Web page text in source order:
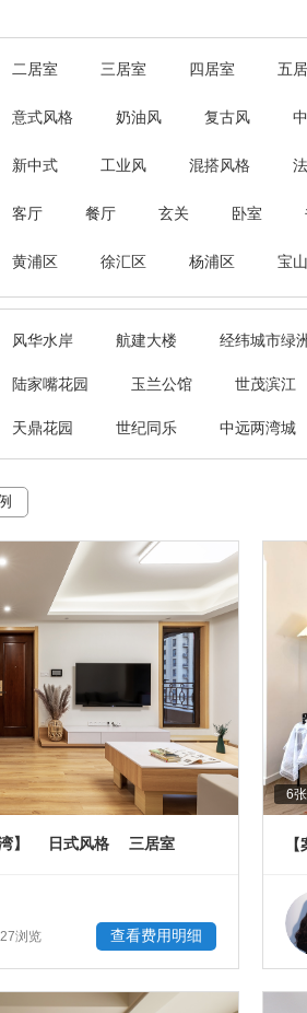
二居室 三居室 四居室 五
意式风格 奶油风 复古风
新中式 工业风 混搭风格
客厅 餐厅 玄关 卧室
黄浦区 徐汇区 杨浦区 宝
风华水岸 航建大楼 经纬城市绿
陆家嘴花园 玉兰公馆 世茂滨江
天鼎花园 世纪同乐 中远两湾城
】 日式风格 三居室
浏览 查看费用明细
6张